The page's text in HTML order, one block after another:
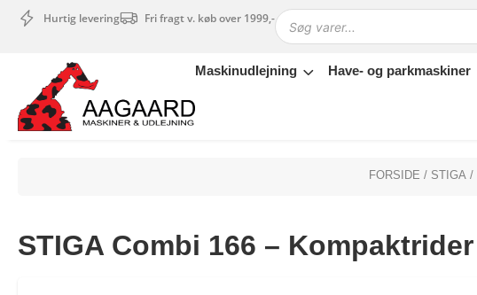
Hurtig levering Fri fragt v. køb over 1999,-
Maskinudlejning Have- og parkmaskiner
Maskinudlejning
Have- og parkmaskiner
Sikkerhed og tilbehør
Outlet
FORSIDE / STIGA/
STIGA Combi 166 – Kompaktrider